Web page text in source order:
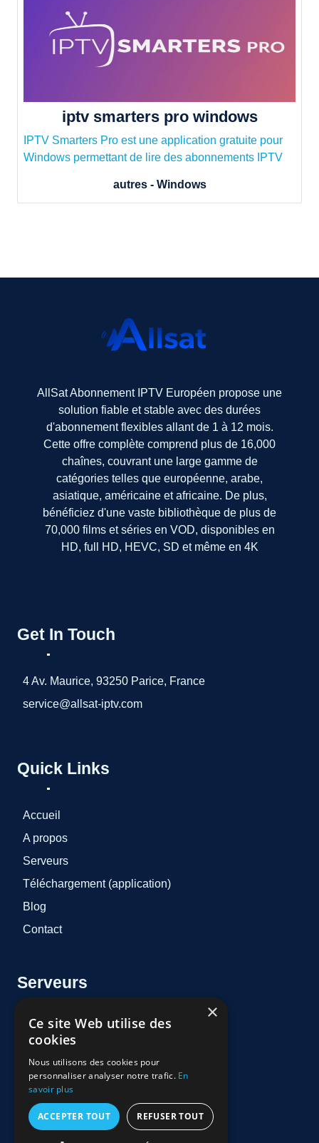
iptv smarters pro windows
IPTV Smarters Pro est une application gratuite pour
Windows permettant de lire des abonnements IPTV
autres - Windows
AllSat Abonnement IPTV Européen propose une
solution fiable et stable avec des durées
d'abonnement flexibles allant de 1 à 12 mois.
Cette offre complète comprend plus de 16,000
chaînes, couvrant une large gamme de
catégories telles que européenne, arabe,
asiatique, américaine et africaine. De plus,
bénéficiez d'une vaste bibliothèque de plus de
70,000 films et séries en VOD, disponibles en
HD, full HD, HEVC, SD et même en 4K
Get In Touch
4 Av. Maurice, 93250 Parice, France
service@allsat-iptv.com
Quick Links
Accueil
A propos
Serveurs
Téléchargement (application)
Blog
Contact
Serveurs
AtlasPro
premium ott
Iron TV PRO
Lynx
×
Ce site Web utilise des
cookies
Nous utilisons des cookies pour
personnaliser analyser notre trafic. En
savoir plus
ACCEPTER TOUT REFUSER TOUT